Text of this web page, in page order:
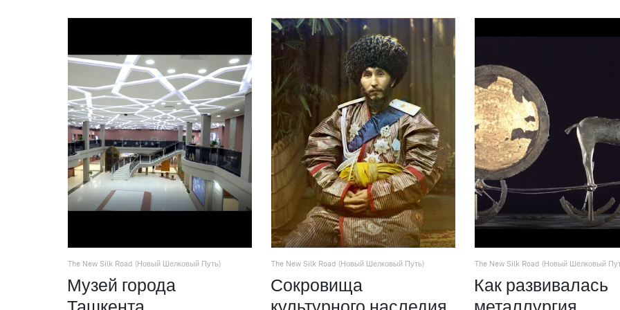
The New Silk Road (Новый Шелковый Путь)
Музей города
The New Silk Road (Новый Шелковый Путь)
Сокровища
The New Silk Road (Новый Шелковый
Как развивалась